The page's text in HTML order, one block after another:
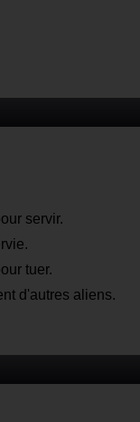
servir.
tuer.
d'autres aliens.